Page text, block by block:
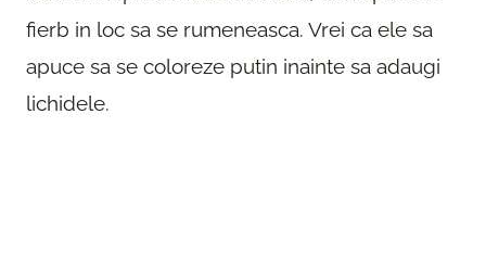
fierb in loc sa se rumeneasca. Vrei ca ele sa
apuce sa se coloreze putin inainte sa adaugi
lichidele.